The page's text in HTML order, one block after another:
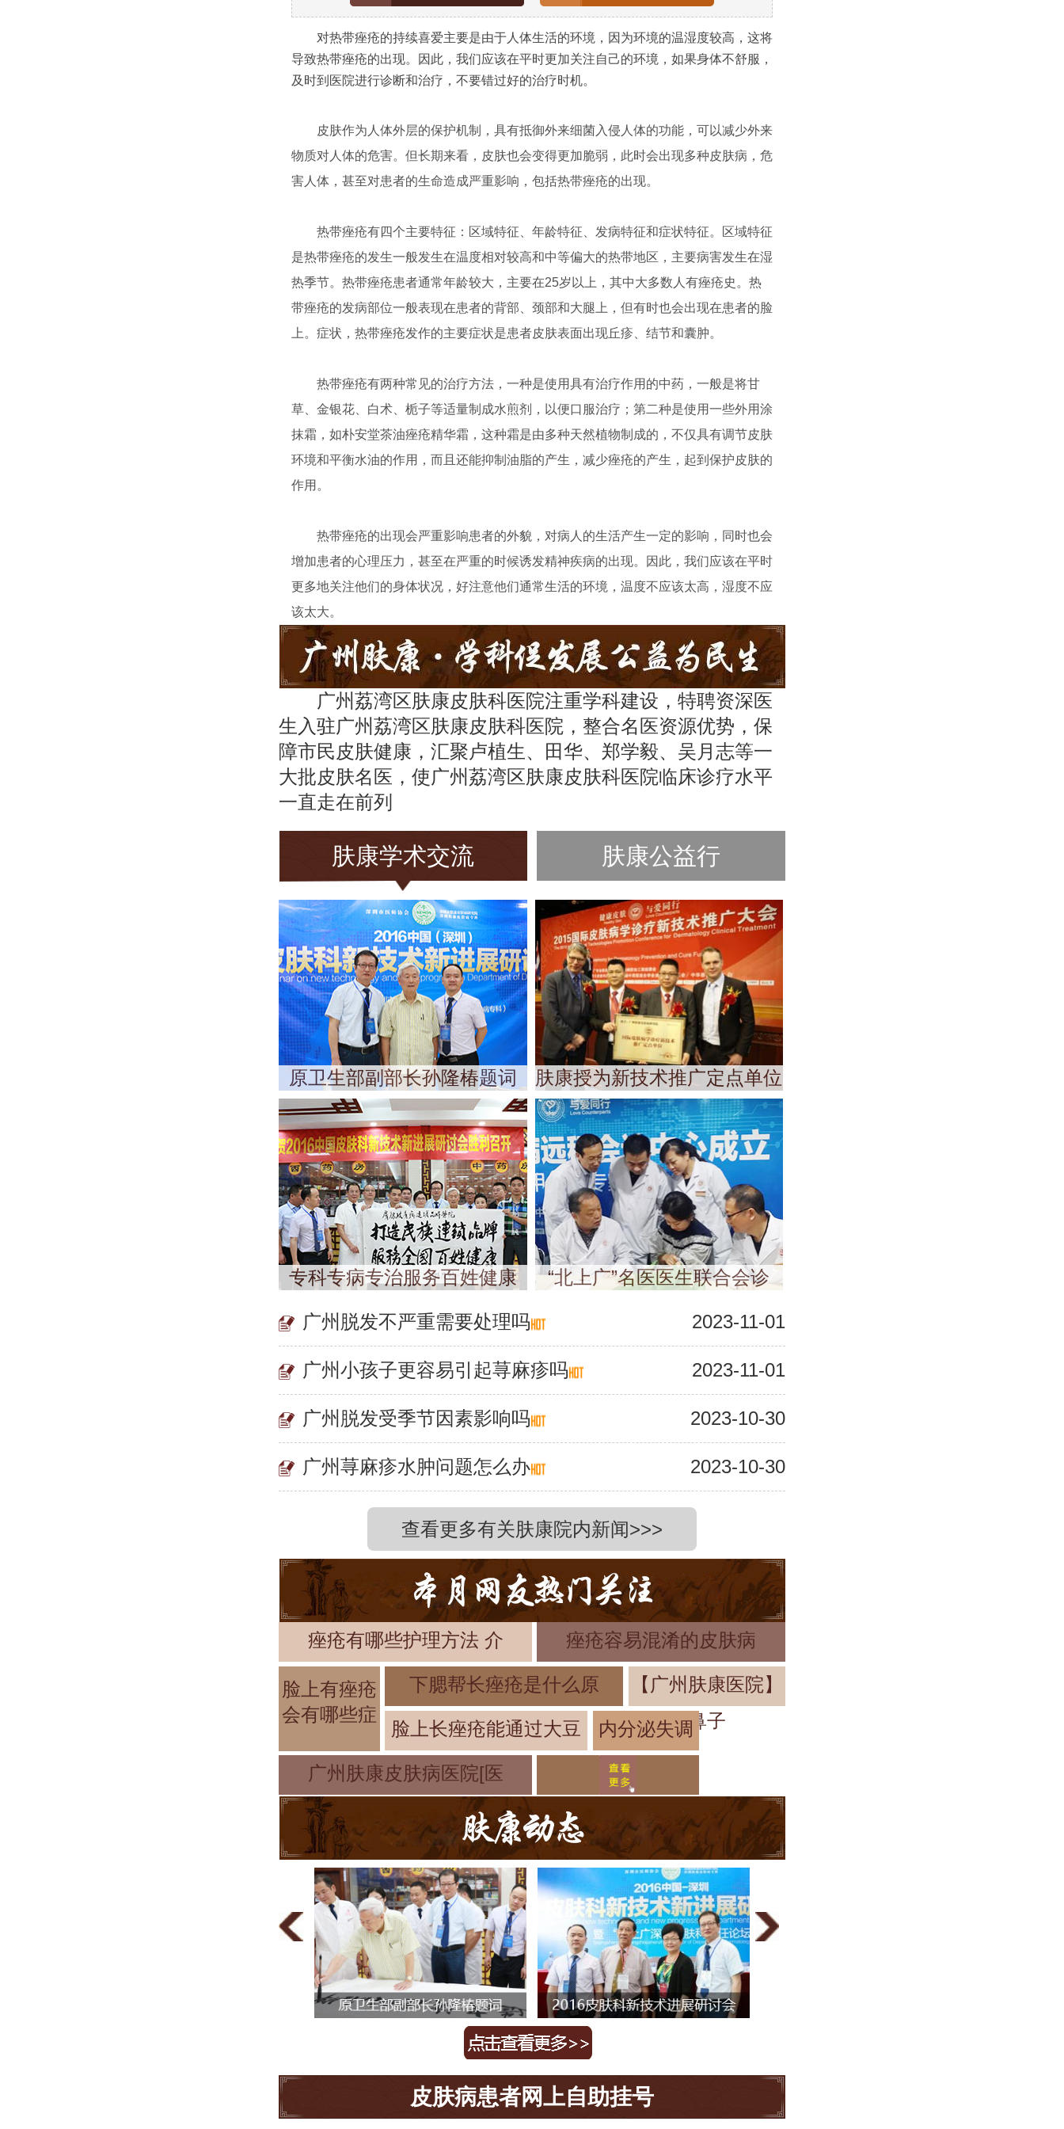
对热带痤疮的持续喜爱主要是由于人体生活的环境，因为环境的温湿度较高，这将
导致热带痤疮的出现。因此，我们应该在平时更加关注自己的环境，如果身体不舒服，
及时到医院进行诊断和治疗，不要错过好的治疗时机。
皮肤作为人体外层的保护机制，具有抵御外来细菌入侵人体的功能，可以减少外来
物质对人体的危害。但长期来看，皮肤也会变得更加脆弱，此时会出现多种皮肤病，危
害人体，甚至对患者的生命造成严重影响，包括热带痤疮的出现。
热带痤疮有四个主要特征：区域特征、年龄特征、发病特征和症状特征。区域特征
是热带痤疮的发生一般发生在温度相对较高和中等偏大的热带地区，主要病害发生在湿
热季节。热带痤疮患者通常年龄较大，主要在25岁以上，其中大多数人有痤疮史。热
带痤疮的发病部位一般表现在患者的背部、颈部和大腿上，但有时也会出现在患者的脸
上。症状，热带痤疮发作的主要症状是患者皮肤表面出现丘疹、结节和囊肿。
热带痤疮有两种常见的治疗方法，一种是使用具有治疗作用的中药，一般是将甘
草、金银花、白术、栀子等适量制成水煎剂，以便口服治疗；第二种是使用一些外用涂
抹霜，如朴安堂茶油痤疮精华霜，这种霜是由多种天然植物制成的，不仅具有调节皮肤
环境和平衡水油的作用，而且还能抑制油脂的产生，减少痤疮的产生，起到保护皮肤的
作用。
热带痤疮的出现会严重影响患者的外貌，对病人的生活产生一定的影响，同时也会
增加患者的心理压力，甚至在严重的时候诱发精神疾病的出现。因此，我们应该在平时
更多地关注他们的身体状况，好注意他们通常生活的环境，温度不应该太高，湿度不应
该太大。
广州荔湾区肤康皮肤科医院注重学科建设，特聘资深医
生入驻广州荔湾区肤康皮肤科医院，整合名医资源优势，保
障市民皮肤健康，汇聚卢植生、田华、郑学毅、吴月志等一
大批皮肤名医，使广州荔湾区肤康皮肤科医院临床诊疗水平
一直走在前列
肤康学术交流 肤康公益行
原卫生部副部长孙隆椿题词 肤康授为新技术推广定点单位
专科专病专治服务百姓健康 “北上广”名医医生联合会诊
广州脱发不严重需要处理吗 2023-11-01
广州小孩子更容易引起荨麻疹吗 2023-11-01
广州脱发受季节因素影响吗 2023-10-30
广州荨麻疹水肿问题怎么办 2023-10-30
查看更多有关肤康院内新闻>>>
痤疮有哪些护理方法 介 痤疮容易混淆的皮肤病
脸上有痤疮
会有哪些症
下腮帮长痤疮是什么原
【广州肤康医院】
鼻子
脸上长痤疮能通过大豆
内分泌失调
脸上长痤疮
广州肤康皮肤病医院[医
皮肤病患者网上自助挂号